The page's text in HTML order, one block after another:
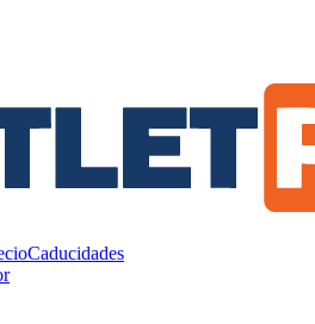
Caducidades